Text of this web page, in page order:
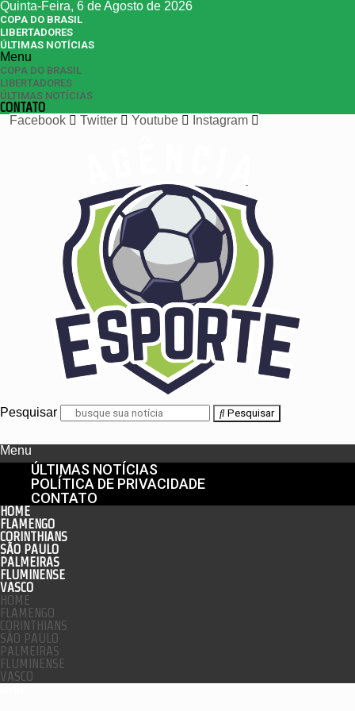
Quinta-Feira, 6 de Agosto de 2026
COPA DO BRASIL
LIBERTADORES
ÚLTIMAS NOTÍCIAS
Menu
COPA DO BRASIL
LIBERTADORES
ÚLTIMAS NOTÍCIAS
CONTATO
Facebook
Twitter Youtube Instagram
Pesquisar Pesquisar
Menu
ÚLTIMAS NOTÍCIAS
POLÍTICA DE PRIVACIDADE
CONTATO
HOME
FLAMENGO
CORINTHIANS
SÃO PAULO
PALMEIRAS
FLUMINENSE
VASCO
HOME
FLAMENGO
CORINTHIANS
SÃO PAULO
PALMEIRAS
FLUMINENSE
VASCO